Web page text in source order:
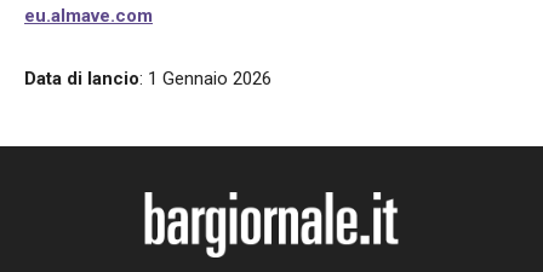
eu.almave.com
Data di lancio: 1 Gennaio 2026